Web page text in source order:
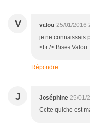
V valou 25/01/2016
je ne connaissais
<br /> Bises.Valou.
Répondre
J Joséphine 25/01/
Cette quiche est